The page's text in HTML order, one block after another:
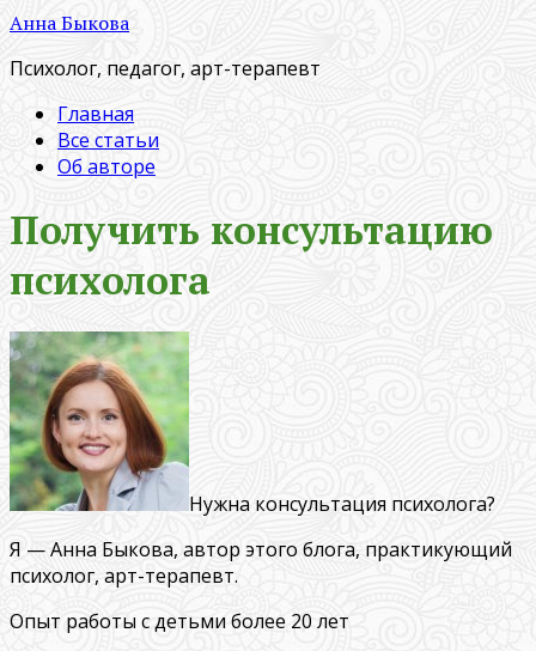
Анна Быкова
Психолог, педагог, арт-терапевт
Главная
Все статьи
Об авторе
Получить консультацию
психолога
Нужна консультация психолога?
Я — Анна Быкова, автор этого блога, практикующий
психолог, арт-терапевт.
Опыт работы с детьми более 20 лет